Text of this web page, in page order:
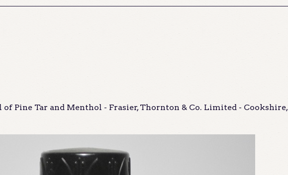
Pine Tar and Menthol - Frasier, Thornton & Co. Limited - Cookshire,